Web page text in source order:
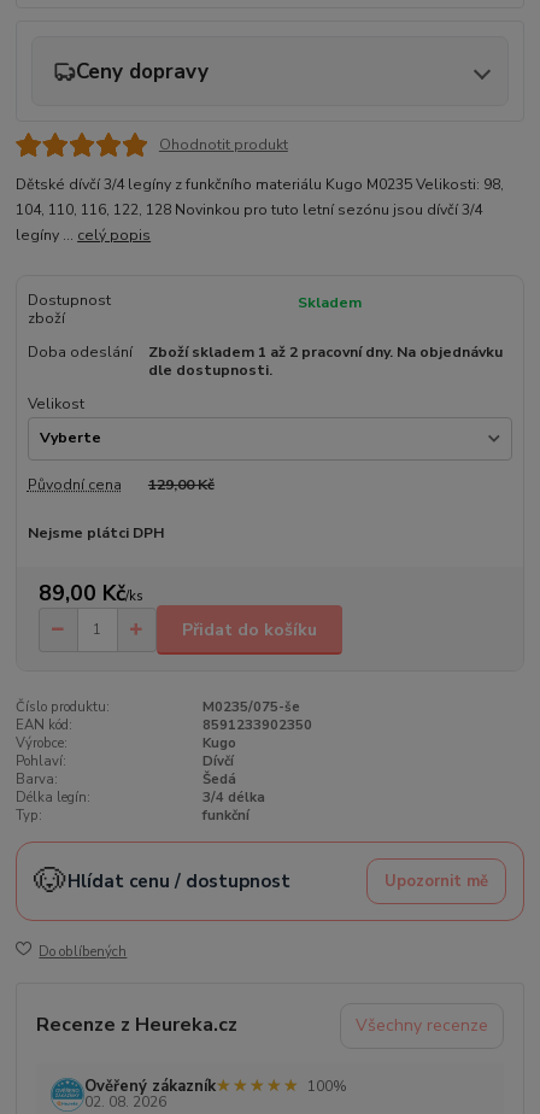
Ceny dopravy
Ohodnotit produkt
Dětské dívčí 3/4 legíny z funkčního materiálu Kugo M0235 Velikosti: 98,
104, 110, 116, 122, 128 Novinkou pro tuto letní sezónu jsou dívčí 3/4
legíny ... celý popis
Dostupnost
zboží
Skladem
Doba odeslání
Zboží skladem 1 až 2 pracovní dny. Na objednávku
dle dostupnosti.
Velikost
Původní cena 129,00 Kč
Nejsme plátci DPH
89,00 Kč/ks
Přidat do košíku
Číslo produktu:
M0235/075-še
EAN kód:
8591233902350
Výrobce:
Kugo
Pohlaví:
Dívčí
Barva:
Šedá
Délka legín:
3/4 délka
Typ:
funkční
🐶Hlídat cenu / dostupnost Upozornit mě
Do oblíbených
Recenze z Heureka.cz Všechny recenze
Ověřený zákazník★★★★★
★★★★★
100%
02. 08. 2026